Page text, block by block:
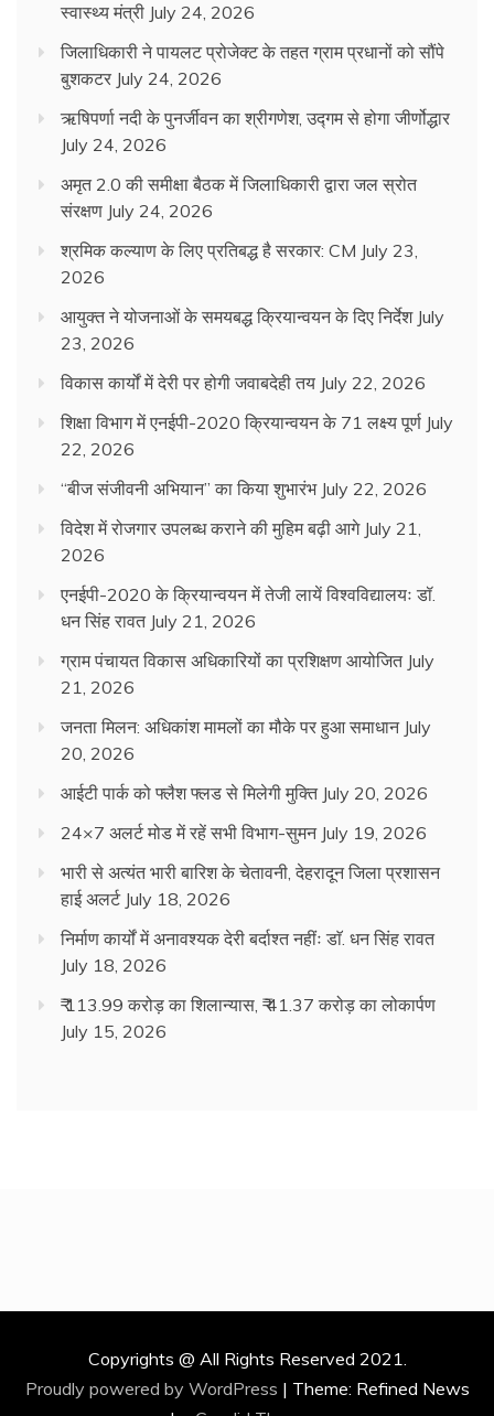
स्वास्थ्य मंत्री July 24, 2026
जिलाधिकारी ने पायलट प्रोजेक्ट के तहत ग्राम प्रधानों को सौंपे
बुशकटर July 24, 2026
ऋषिपर्णा नदी के पुनर्जीवन का श्रीगणेश, उद्गम से होगा जीर्णोद्धार
July 24, 2026
अमृत 2.0 की समीक्षा बैठक में जिलाधिकारी द्वारा जल स्रोत
संरक्षण July 24, 2026
श्रमिक कल्याण के लिए प्रतिबद्ध है सरकार: CM July 23,
2026
आयुक्त ने योजनाओं के समयबद्ध क्रियान्वयन के दिए निर्देश July
23, 2026
विकास कार्यों में देरी पर होगी जवाबदेही तय July 22, 2026
शिक्षा विभाग में एनईपी-2020 क्रियान्वयन के 71 लक्ष्य पूर्ण July
22, 2026
“बीज संजीवनी अभियान” का किया शुभारंभ July 22, 2026
विदेश में रोजगार उपलब्ध कराने की मुहिम बढ़ी आगे July 21,
2026
एनईपी-2020 के क्रियान्वयन में तेजी लायें विश्वविद्यालयः डॉ.
धन सिंह रावत July 21, 2026
ग्राम पंचायत विकास अधिकारियों का प्रशिक्षण आयोजित July
21, 2026
जनता मिलन: अधिकांश मामलों का मौके पर हुआ समाधान July
20, 2026
आईटी पार्क को फ्लैश फ्लड से मिलेगी मुक्ति July 20, 2026
24×7 अलर्ट मोड में रहें सभी विभाग-सुमन July 19, 2026
भारी से अत्यंत भारी बारिश के चेतावनी, देहरादून जिला प्रशासन
हाई अलर्ट July 18, 2026
निर्माण कार्यों में अनावश्यक देरी बर्दाश्त नहींः डाॅ. धन सिंह रावत
July 18, 2026
₹ 113.99 करोड़ का शिलान्यास, ₹ 41.37 करोड़ का लोकार्पण
July 15, 2026
Copyrights @ All Rights Reserved 2021.
Proudly powered by WordPress | Theme: Refined News